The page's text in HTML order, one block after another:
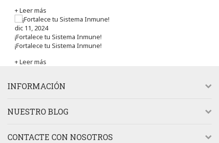
+ Leer más
dic 11, 2024
¡Fortalece tu Sistema Inmune!
¡Fortalece tu Sistema Inmune!
+ Leer más
INFORMACIÓN
NUESTRO BLOG
CONTACTE CON NOSOTROS